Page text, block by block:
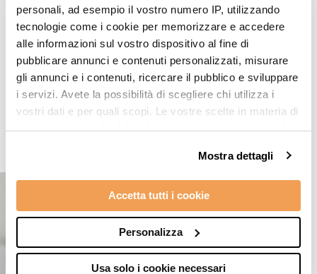
personali, ad esempio il vostro numero IP, utilizzando
tecnologie come i cookie per memorizzare e accedere
alle informazioni sul vostro dispositivo al fine di
pubblicare annunci e contenuti personalizzati, misurare
gli annunci e i contenuti, ricercare il pubblico e sviluppare
i servizi. Avete la possibilità di scegliere chi utilizza i
vostri dati e per quali scopi. Le vostre scelte in materia di
privacy sono applicabili solo su questa proprietà digitale
modificare o revocare il proprio consenso in qualsiasi
momento dalla Dichiarazione sui cookie o facendo clic
sull'icona di attivazione della privacy.
Con il tuo consenso, vorremmo anche:
raccogliere informazioni sulla tua posizione
geografica, con un'approssimazione di qualche
Mostra dettagli
Accetta tutti i cookie
Personalizza
Usa solo i cookie necessari
Top products